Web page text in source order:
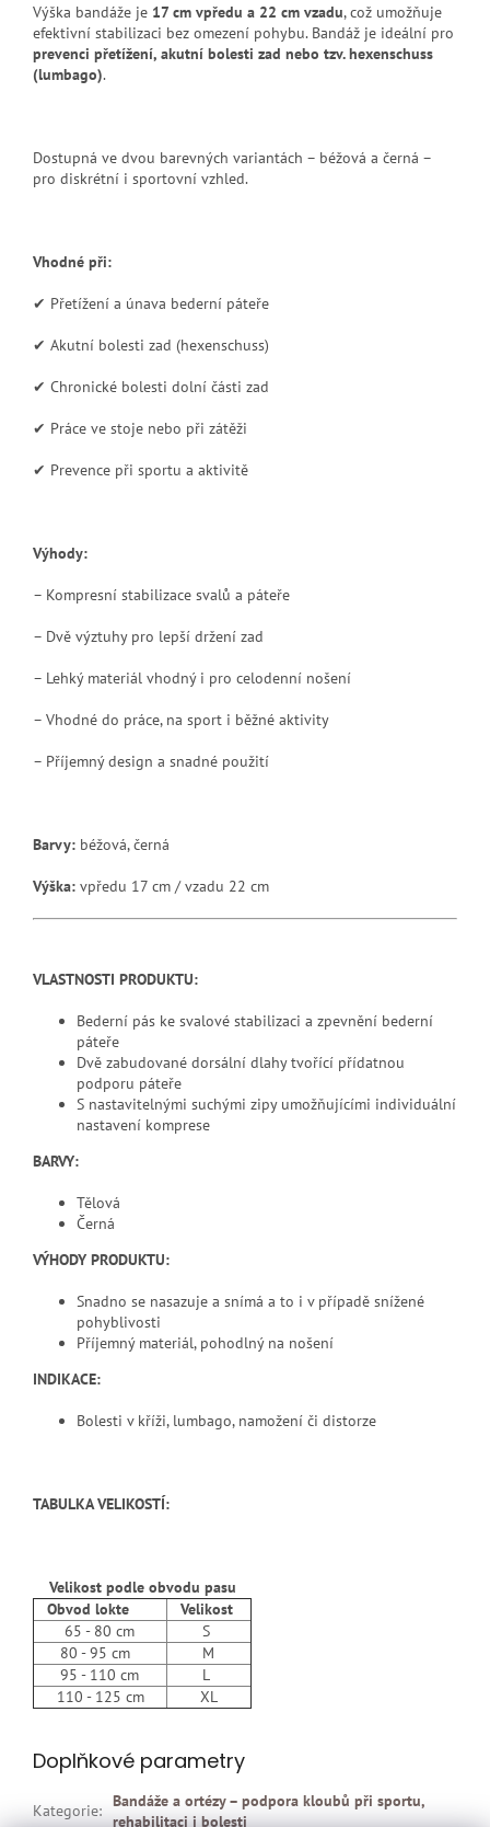
Výška bandáže je 17 cm vpředu a 22 cm vzadu, což umožňuje
efektivní stabilizaci bez omezení pohybu. Bandáž je ideální pro
prevenci přetížení, akutní bolesti zad nebo tzv. hexenschuss
(lumbago).
Dostupná ve dvou barevných variantách – béžová a černá –
pro diskrétní i sportovní vzhled.
Vhodné při:
✔ Přetížení a únava bederní páteře
✔ Akutní bolesti zad (hexenschuss)
✔ Chronické bolesti dolní části zad
✔ Práce ve stoje nebo při zátěži
✔ Prevence při sportu a aktivitě
Výhody:
– Kompresní stabilizace svalů a páteře
– Dvě výztuhy pro lepší držení zad
– Lehký materiál vhodný i pro celodenní nošení
– Vhodné do práce, na sport i běžné aktivity
– Příjemný design a snadné použití
Barvy: béžová, černá
Výška: vpředu 17 cm / vzadu 22 cm
VLASTNOSTI PRODUKTU:
Bederní pás ke svalové stabilizaci a zpevnění bederní
páteře
Dvě zabudované dorsální dlahy tvořící přídatnou
podporu páteře
S nastavitelnými suchými zipy umožňujícími individuální
nastavení komprese
BARVY:
Tělová
Černá
VÝHODY PRODUKTU:
Snadno se nasazuje a snímá a to i v případě snížené
pohyblivosti
Příjemný materiál, pohodlný na nošení
INDIKACE:
Bolesti v kříži, lumbago, namožení či distorze
TABULKA VELIKOSTÍ:
Velikost podle obvodu pasu
Obvod lokte
Velikost
65 - 80 cm
S
80 - 95 cm
M
95 - 110 cm
L
110 - 125 cm
XL
Doplňkové parametry
Kategorie: Bandáže a ortézy – podpora kloubů při sportu,
rehabilitaci i bolesti